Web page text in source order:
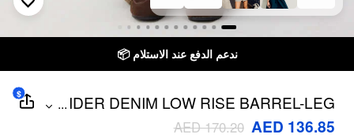
ندعم الدفع عند الاستلام 📦
CIDER DENIM LOW RISE BARREL-LEG
JEANS
...
AED 136.85
AED 170.20
$